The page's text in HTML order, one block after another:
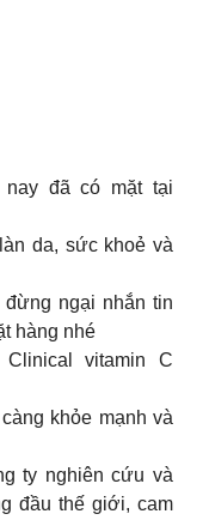
đã có mặt tại
da, sức khoẻ và
ngại nhắn tin
hàng nhé
vitamin C
khỏe mạnh và
ty nghiên cứu và
đầu thế giới, cam